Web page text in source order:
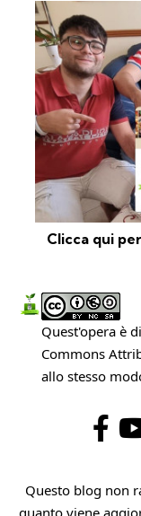
Clicca qui
Quest'opera è
Commons
allo stesso
Questo blog non
quanto viene